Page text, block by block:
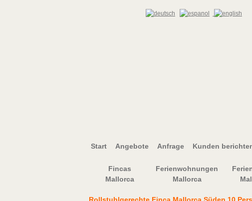
Start Angebote Anfrage Kunden
Fincas
Mallorca
Ferienwohnungen
Mallorca